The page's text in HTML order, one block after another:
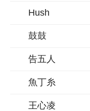
Hush
鼓鼓
告五人
魚丁糸
王心凌